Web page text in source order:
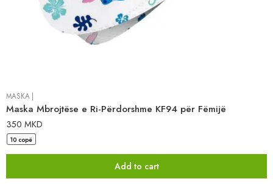
MASKA
Maska Mbrojtëse e Ri-Përdorshme KF94 për Fëmijë
350 MKD
10 copë
Add to cart